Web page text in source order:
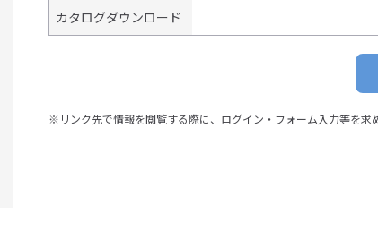
カタログダウンロード
※リンク先で情報を閲覧する際に、ログイン・フォーム入力等を求